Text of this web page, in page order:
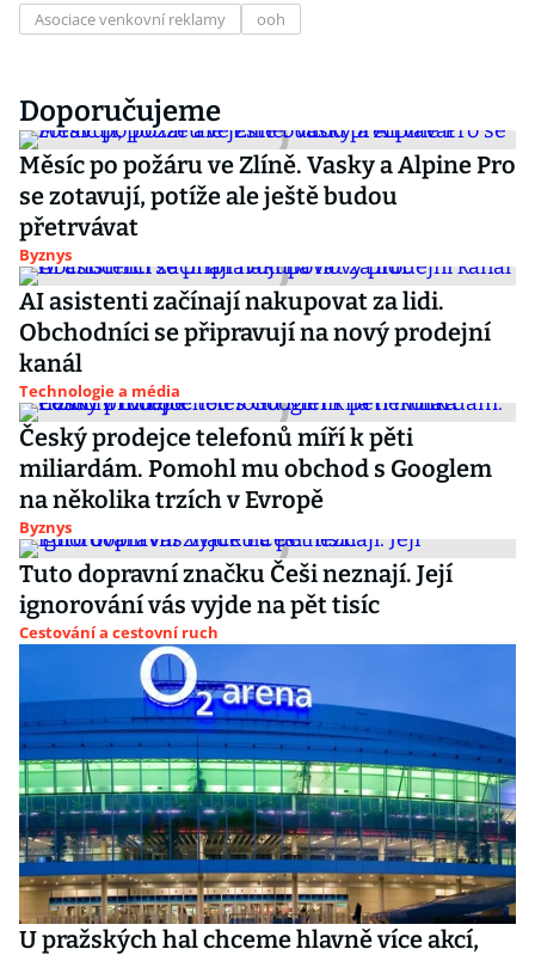
Asociace venkovní reklamy ooh
Doporučujeme
Měsíc po požáru ve Zlíně. Vasky a Alpine Pro
se zotavují, potíže ale ještě budou
přetrvávat
Byznys
AI asistenti začínají nakupovat za lidi.
Obchodníci se připravují na nový prodejní
kanál
Technologie a média
Český prodejce telefonů míří k pěti
miliardám. Pomohl mu obchod s Googlem
na několika trzích v Evropě
Byznys
Tuto dopravní značku Češi neznají. Její
ignorování vás vyjde na pět tisíc
Cestování a cestovní ruch
U pražských hal chceme hlavně více akcí,